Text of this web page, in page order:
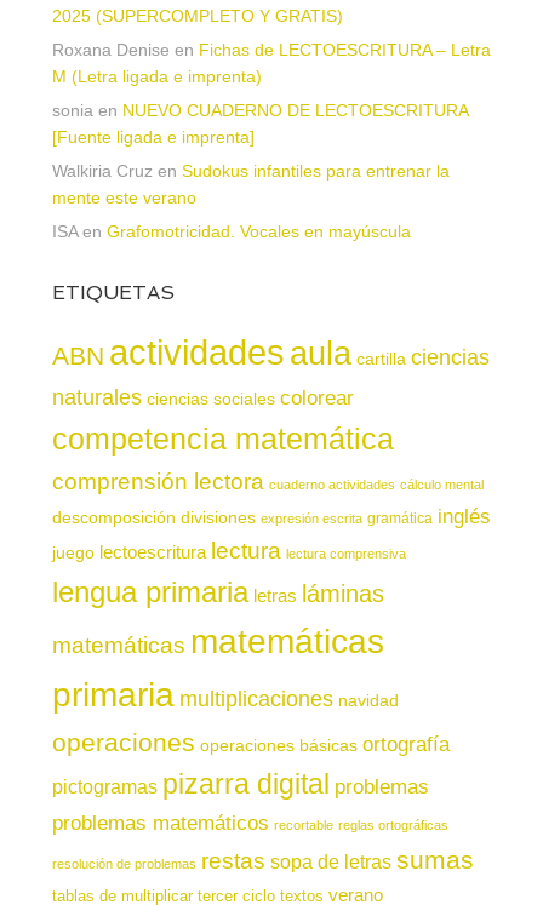
2025 (SUPERCOMPLETO Y GRATIS)
Roxana Denise en Fichas de LECTOESCRITURA – Letra
M (Letra ligada e imprenta)
sonia en NUEVO CUADERNO DE LECTOESCRITURA
[Fuente ligada e imprenta]
Walkiria Cruz en Sudokus infantiles para entrenar la
mente este verano
ISAen Grafomotricidad. Vocales en mayúscula
ETIQUETAS
ABN actividadesaula cartilla ciencias
naturales ciencias sociales colorear
competencia matemática
comprensión lectora cuaderno actividades cálculo mental
descomposición divisiones expresión escrita gramática inglés
juego lectoescritura lectura lectura comprensiva
lengua primaria letras láminas
matemáticas matemáticas
primaria multiplicaciones navidad
operaciones operaciones básicas ortografía
pictogramas pizarra digital problemas
problemas matemáticos recortable reglas ortográficas
resolución de problemas restas sopa de letras sumas
tablas de multiplicar tercer ciclo textos verano